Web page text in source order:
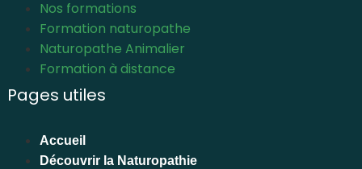
Nos formations
Formation naturopathe
Naturopathe Animalier
Formation à distance
Pages utiles
Accueil
Découvrir la Naturopathie